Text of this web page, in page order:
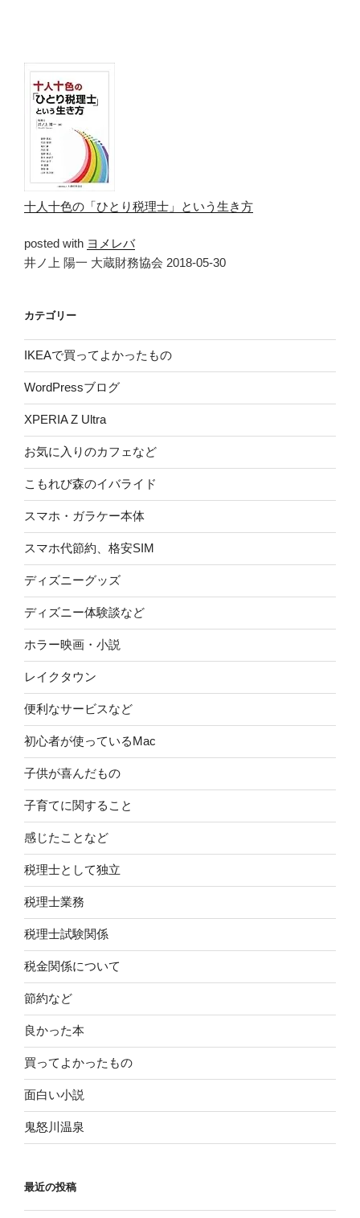
十人十色の「ひとり税理士」という生き方
posted with ヨメレバ
井ノ上 陽一 大蔵財務協会 2018-05-30
カテゴリー
IKEAで買ってよかったもの
WordPressブログ
XPERIA Z Ultra
お気に入りのカフェなど
こもれび森のイバライド
スマホ・ガラケー本体
スマホ代節約、格安SIM
ディズニーグッズ
ディズニー体験談など
ホラー映画・小説
レイクタウン
便利なサービスなど
初心者が使っているMac
子供が喜んだもの
子育てに関すること
感じたことなど
税理士として独立
税理士業務
税理士試験関係
税金関係について
節約など
良かった本
買ってよかったもの
面白い小説
鬼怒川温泉
最近の投稿